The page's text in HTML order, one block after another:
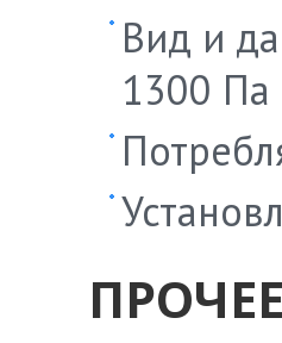
Вид и
1300 Па